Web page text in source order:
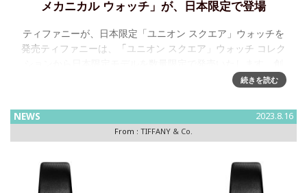
メカニカル ウォッチ」が、日本限定で登場
ティファニーが、日本限定「ユニオン スクエア」ウォッチを
発売ティファニーは、「ユニオン スクエア」ウォッチ コレク
業から数十年後となる1870年から約35年間、マンハッタンの
続きを読む
NEWS 2023.8.16
From : TIFFANY & Co.